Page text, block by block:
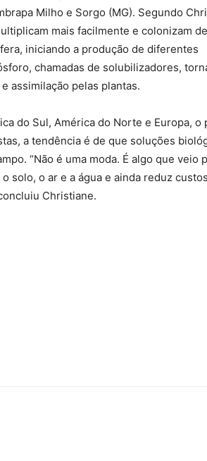
Milho e Sorgo (MG). Segundo
mais facilmente e colonizam
iniciando a produção de diferentes
chamadas de solubilizadores,
assimilação pelas plantas.
do Sul, América do Norte e Europa, o
a tendência é de que soluções
“Não é uma moda. É algo que veio
solo, o ar e a água e ainda reduz
Christiane.